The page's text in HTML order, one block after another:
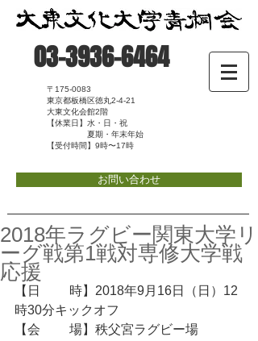
03-3936-6464
〒175-0083
東京都板橋区徳丸2-4-21
大東文化会館2階
【休業日】水・日・祝
夏期・年末年始
【受付時間】9時〜17時
お問い合わせ
2018年ラグビー関東大学リ
ーグ戦第1戦対専修大学戦
応援
【日　　 時】2018年9月16日（日）12
時30分キックオフ
【会　 　場】秩父宮ラグビー場